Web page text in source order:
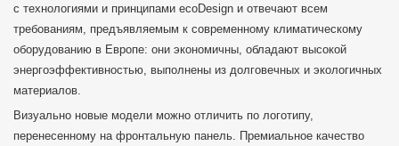
с технологиями и принципами ecoDesign и отвечают всем
требованиям, предъявляемым к современному климатическому
оборудованию в Европе: они экономичны, обладают высокой
энергоэффективностью, выполнены из долговечных и экологичных
материалов.
Визуально новые модели можно отличить по логотипу,
перенесенному на фронтальную панель. Премиальное качество